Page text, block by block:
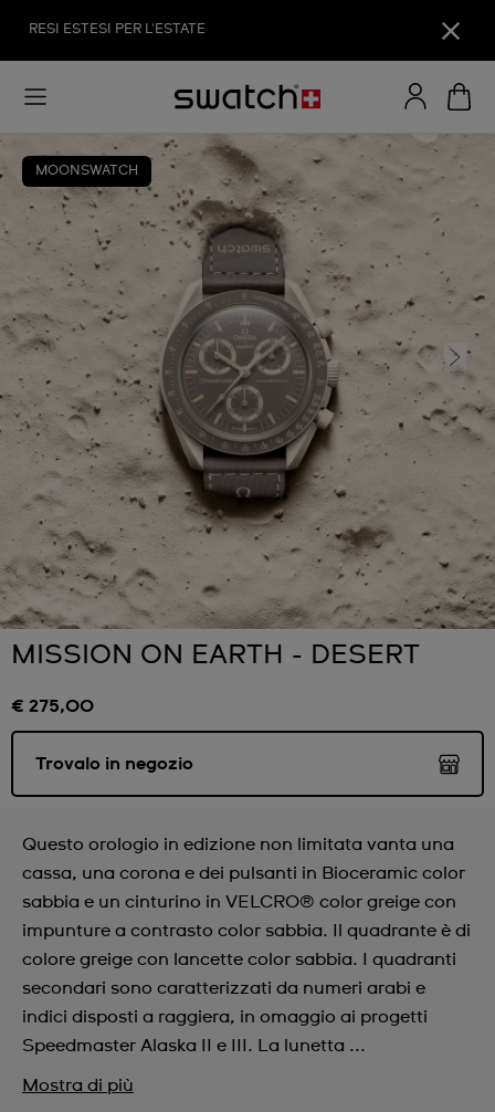
RESI ESTESI PER L'ESTATE
MOONSWATCH
MISSION ON EARTH - DESERT
€ 275,00
Trovalo in negozio
Questo orologio in edizione non limitata vanta una
cassa, una corona e dei pulsanti in Bioceramic color
sabbia e un cinturino in VELCRO® color greige con
impunture a contrasto color sabbia. Il quadrante è di
colore greige con lancette color sabbia. I quadranti
secondari sono caratterizzati da numeri arabi e
indici disposti a raggiera, in omaggio ai progetti
Speedmaster Alaska II e III. La lunetta ...
Mostra di più